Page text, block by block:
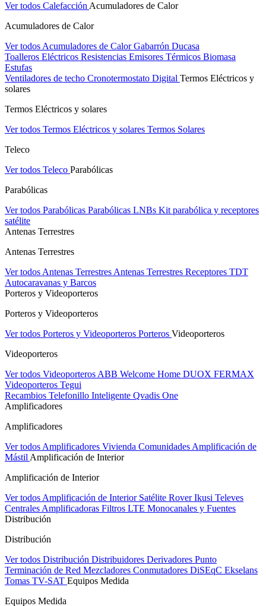
Ver todos Calefacción Acumuladores de Calor
Acumuladores de Calor
Ver todos Acumuladores de CalorGabarrón Ducasa
Toalleros Eléctricos Resistencias Emisores Térmicos Biomasa
Estufas
Ventiladores de techo Cronotermostato Digital Termos Eléctricos y
solares
Termos Eléctricos y solares
Ver todos Termos Eléctricos y solares Termos Solares
Teleco
Ver todos Teleco Parabólicas
Parabólicas
Ver todos Parabólicas Parabólicas LNBs Kit parabólica y receptores
satélite
Antenas Terrestres
Antenas Terrestres
Ver todos Antenas Terrestres Antenas Terrestres Receptores TDT
Autocaravanas y Barcos
Porteros y Videoporteros
Porteros y Videoporteros
Ver todos Porteros y Videoporteros Porteros Videoporteros
Videoporteros
Ver todos Videoporteros ABB Welcome Home DUOX FERMAX
Videoporteros Tegui
Recambios Telefonillo Inteligente Qvadis One
Amplificadores
Amplificadores
Ver todos Amplificadores Vivienda Comunidades Amplificación de
Mástil Amplificación de Interior
Amplificación de Interior
Ver todos Amplificación de Interior Satélite RoverIkusi Televes
Centrales Amplificadoras Filtros LTE Monocanales y Fuentes
Distribución
Distribución
Ver todos Distribución Distribuidores Derivadores Punto
Terminación de Red Mezcladores Conmutadores DiSEqC Ekselans
Tomas TV-SAT Equipos Medida
Equipos Medida